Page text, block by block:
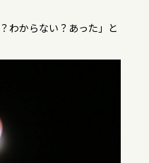
わからない？あった」と